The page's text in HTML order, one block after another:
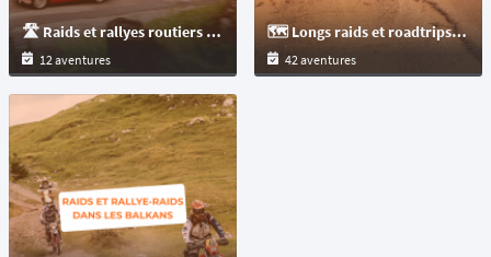
🛣️ Raids et rallyes routiers auto sur route goudronnée uniquement
12 aventures
🗺️ Longs raids et roadtrips de plus de 3000 km à parcourir en auto ou moto à travers le monde
42 aventures